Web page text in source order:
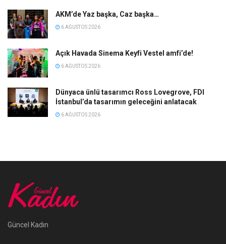
AKM’de Yaz başka, Caz başka…
6 AĞUSTOS 2026
Açık Havada Sinema Keyfi Vestel amfi’de!
6 AĞUSTOS 2026
Dünyaca ünlü tasarımcı Ross Lovegrove, FDI
İstanbul’da tasarımın geleceğini anlatacak
6 AĞUSTOS 2026
Güncel Kadın